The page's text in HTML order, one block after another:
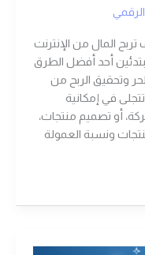
المال من الإنترنت
للمبتدئين أحد أفضل الطرق
وتحقيق الربح من
الرئيسية تتجلى في إمكانية
أو تصميم منتجات،
ونسبة العمولة